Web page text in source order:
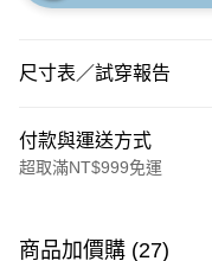
尺寸表／試穿報告
付款與運送方式
超取滿NT$999免運
信用卡一次付款
商品加價購 (27)